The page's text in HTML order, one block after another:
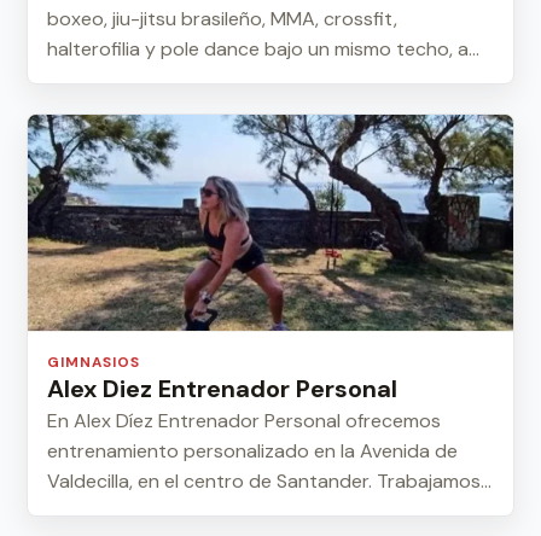
boxeo, jiu-jitsu brasileño, MMA, crossfit,
halterofilia y pole dance bajo un mismo techo, a
die...
GIMNASIOS
Alex Diez Entrenador Personal
En Alex Díez Entrenador Personal ofrecemos
entrenamiento personalizado en la Avenida de
Valdecilla, en el centro de Santander. Trabajamos
ta...